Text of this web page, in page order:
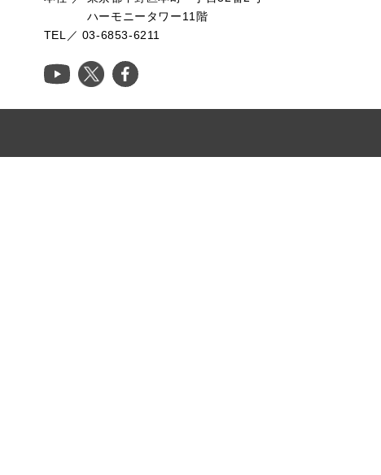
ハーモニータワー11階
TEL／ 03-6853-6211